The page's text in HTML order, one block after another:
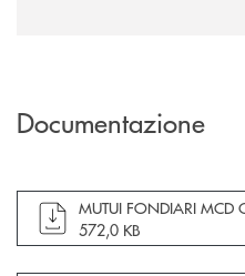
Documentazione
apre documento in una
MUTUI FONDIARI MCD
572,0 KB